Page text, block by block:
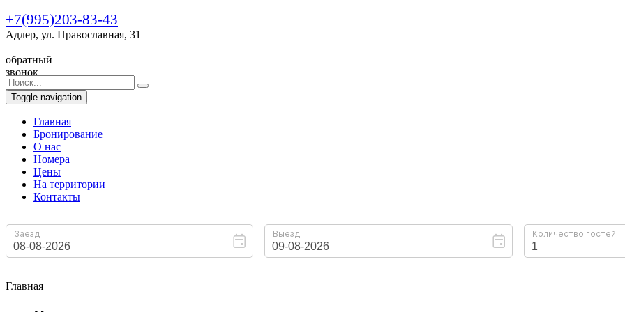
+7(995)203-83-43
Адлер, ул. Православная, 31
обратный
звонок
Toggle navigation
Главная
Бронирование
O нас
Номера
Цены
На территории
Контакты
Главная